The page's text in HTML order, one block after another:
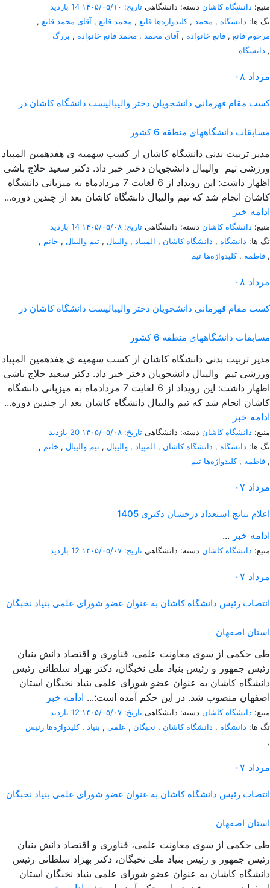
منبع: دانشگاه کاشان دسته: دانشگاهی تاریخ: ۱۴۰۵/۰۵/۱۰
14 بازدید
تگ ها: دانشگاه , محمد ,کلیدواژه‌ها قانع , محمد قانع , آقای محمد قانع ,
مرحوم قانع , قانع خانواده , آقای محمد , محمد قانع خانواده , بزرگ
دانشگاه ,
۰۸ مرداد
کسب مقام قهرمانی دانشجویان دختر والیبالیست دانشگاه کاشان در
مسابقات دانشگاههای منطقه 6 کشور
مدیر تربیت بدنی دانشگاه کاشان از کسب سهمیه ی هفدهمین المپیاد
ورزشی تیم والیبال دانشجویان دختر خبر داد. دکتر سعید حلاج باشی
اظهار داشت: این رویداد از 6 لغایت 7 مردادماه به میزبانی دانشگاه
کاشان انجام شد که تیم والیبال دانشگاه کاشان بعد از چندین دوره...
ادامه خبر
منبع: دانشگاه کاشان دسته: دانشگاهی تاریخ: ۱۴۰۵/۰۵/۰۸
14 بازدید
تگ ها: دانشگاه , دانشگاه کاشان , المپیاد , والیبال , تیم والیبال , خانم ,
فاطمه ,کلیدواژه‌ها تیم ,
۰۸ مرداد
کسب مقام قهرمانی دانشجویان دختر والیبالیست دانشگاه کاشان در
مسابقات دانشگاههای منطقه 6 کشور
مدیر تربیت بدنی دانشگاه کاشان از کسب سهمیه ی هفدهمین المپیاد
ورزشی تیم والیبال دانشجویان دختر خبر داد. دکتر سعید حلاج باشی
اظهار داشت: این رویداد از 6 لغایت 7 مردادماه به میزبانی دانشگاه
کاشان انجام شد که تیم والیبال دانشگاه کاشان بعد از چندین دوره...
ادامه خبر
منبع: دانشگاه کاشان دسته: دانشگاهی تاریخ: ۱۴۰۵/۰۵/۰۸
20 بازدید
تگ ها: دانشگاه , دانشگاه کاشان , المپیاد , والیبال , تیم والیبال , خانم ,
فاطمه ,کلیدواژه‌ها تیم ,
۰۷ مرداد
اعلام نتایج استعداد درخشان دکتری 1405
... ادامه خبر
منبع: دانشگاه کاشان دسته: دانشگاهی تاریخ: ۱۴۰۵/۰۵/۰۷ 12 بازدید
۰۷ مرداد
انتصاب رئیس دانشگاه کاشان به عنوان عضو شورای علمی بنیاد نخبگان
استان اصفهان
طی حکمی از سوی معاونت علمی، فناوری و اقتصاد دانش بنیان
رئیس جمهور و رئیس بنیاد ملی نخبگان، دکتر بهزاد سلطانی رئیس
دانشگاه کاشان به عنوان عضو شورای علمی بنیاد نخبگان استان
اصفهان منصوب شد. در این حکم آمده است:... ادامه خبر
منبع: دانشگاه کاشان دسته: دانشگاهی تاریخ: ۱۴۰۵/۰۵/۰۷
12 بازدید
تگ ها: دانشگاه , دانشگاه کاشان , نخبگان , علمی , بنیاد ,کلیدواژه‌ها رئیس
,
۰۷ مرداد
انتصاب رئیس دانشگاه کاشان به عنوان عضو شورای علمی بنیاد نخبگان
استان اصفهان
طی حکمی از سوی معاونت علمی، فناوری و اقتصاد دانش بنیان
رئیس جمهور و رئیس بنیاد ملی نخبگان، دکتر بهزاد سلطانی رئیس
دانشگاه کاشان به عنوان عضو شورای علمی بنیاد نخبگان استان